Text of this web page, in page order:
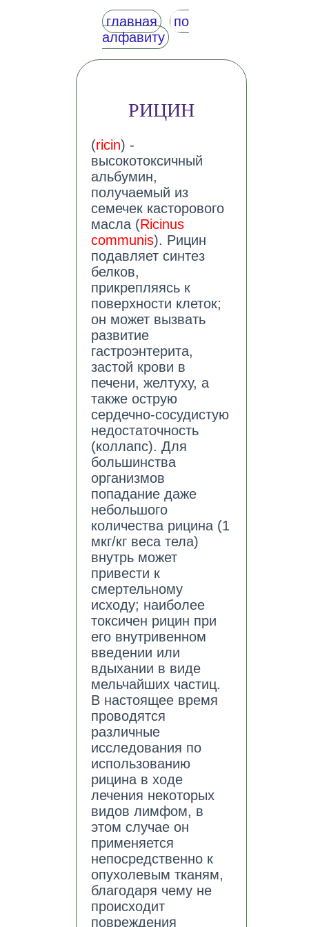
главная
по
алфавиту
РИЦИН
(ricin) -
высокотоксичный
альбумин,
получаемый из
семечек касторового
масла (Ricinus
communis). Рицин
подавляет синтез
белков,
прикрепляясь к
поверхности клеток;
он может вызвать
развитие
гастроэнтерита,
застой крови в
печени, желтуху, а
также острую
сердечно-сосудистую
недостаточность
(коллапс). Для
большинства
организмов
попадание даже
небольшого
количества рицина (1
мкг/кг веса тела)
внутрь может
привести к
смертельному
исходу; наиболее
токсичен рицин при
его внутривенном
введении или
вдыхании в виде
мельчайших частиц.
В настоящее время
проводятся
различные
исследования по
использованию
рицина в ходе
лечения некоторых
видов лимфом, в
этом случае он
применяется
непосредственно к
опухолевым тканям,
благодаря чему не
происходит
повреждения